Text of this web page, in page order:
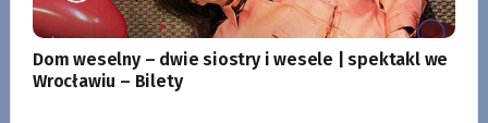
Dom weselny – dwie siostry i wesele | spektakl we
Wrocławiu – Bilety